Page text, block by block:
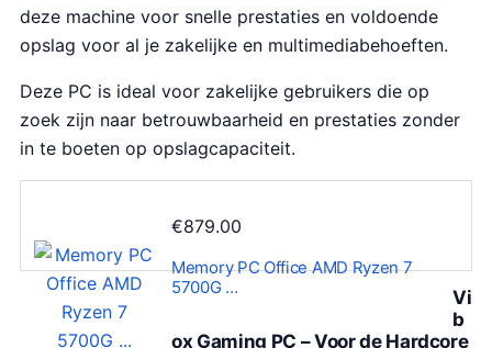
deze machine voor snelle prestaties en voldoende
opslag voor al je zakelijke en multimediabehoeften.
Deze PC is ideal voor zakelijke gebruikers die op
zoek zijn naar betrouwbaarheid en prestaties zonder
in te boeten op opslagcapaciteit.
€879.00
Memory PC Office AMD Ryzen 7
5700G …
Vi
b
ox Gaming PC – Voor de Hardcore